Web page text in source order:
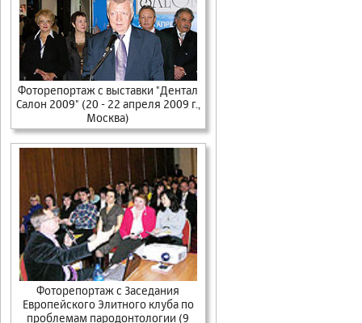
Фоторепортаж с выставки "Дентал
Салон 2009" (20 - 22 апреля 2009 г.,
Москва)
Фоторепортаж с Заседания
Европейского Элитного клуба по
проблемам пародонтологии (9